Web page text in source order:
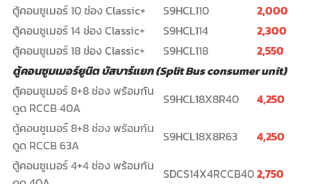
ตู้คอนซูเมอร์ 10 ช่อง Classic+
S9HCL110
2,000
ตู้คอนซูเมอร์ 14 ช่อง Classic+
S9HCL114
2,300
ตู้คอนซูเมอร์ 18 ช่อง Classic+
S9HCL118
2,550
ตู้คอนซูมเมอร์ยูนิต บัสบาร์แยก (Split Bus consumer unit)
ตู้คอนซูเมอร์ 8+8 ช่อง พร้อมกัน
ดูด RCCB 40A
S9HCL18X8R40
4,250
ตู้คอนซูเมอร์ 8+8 ช่อง พร้อมกัน
ดูด RCCB 63A
S9HCL18X8R63
4,250
ตู้คอนซูเมอร์ 4+4 ช่อง พร้อมกัน SDCS14X4RCCB402,750